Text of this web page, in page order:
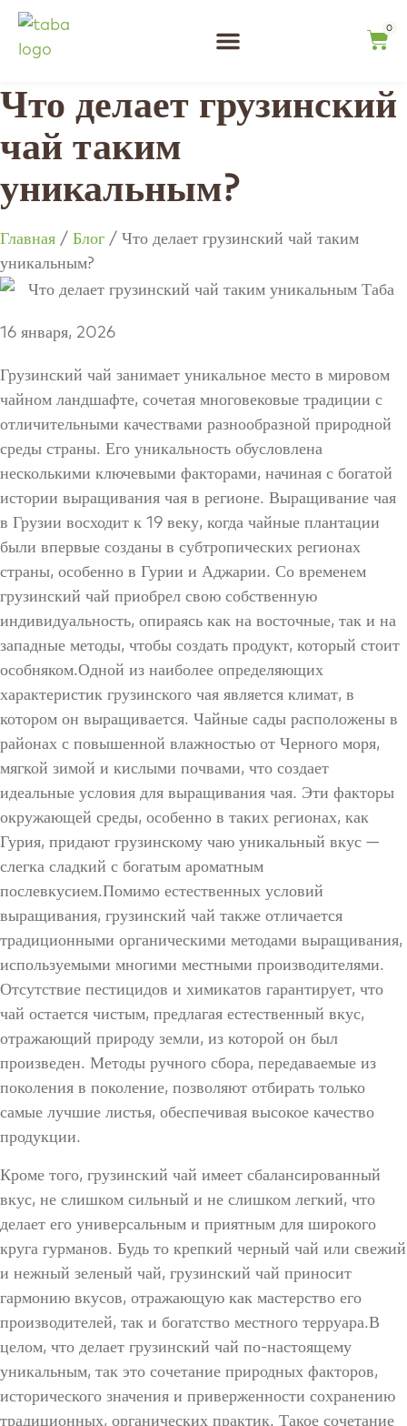
0
Что делает грузинский
чай таким
уникальным?
Главная / Блог / Что делает грузинский чай таким
уникальным?
16 января, 2026
Грузинский чай занимает уникальное место в мировом
чайном ландшафте, сочетая многовековые традиции с
отличительными качествами разнообразной природной
среды страны. Его уникальность обусловлена ​​
несколькими ключевыми факторами, начиная с богатой
истории выращивания чая в регионе. Выращивание чая
в Грузии восходит к 19 веку, когда чайные плантации
были впервые созданы в субтропических регионах
страны, особенно в Гурии и Аджарии. Со временем
грузинский чай приобрел свою собственную
индивидуальность, опираясь как на восточные, так и на
западные методы, чтобы создать продукт, который стоит
особняком.Одной из наиболее определяющих
характеристик грузинского чая является климат, в
котором он выращивается. Чайные сады расположены в
районах с повышенной влажностью от Черного моря,
мягкой зимой и кислыми почвами, что создает
идеальные условия для выращивания чая. Эти факторы
окружающей среды, особенно в таких регионах, как
Гурия, придают грузинскому чаю уникальный вкус —
слегка сладкий с богатым ароматным
послевкусием.Помимо естественных условий
выращивания, грузинский чай также отличается
традиционными органическими методами выращивания,
используемыми многими местными производителями.
Отсутствие пестицидов и химикатов гарантирует, что
чай остается чистым, предлагая естественный вкус,
отражающий природу земли, из которой он был
произведен. Методы ручного сбора, передаваемые из
поколения в поколение, позволяют отбирать только
самые лучшие листья, обеспечивая высокое качество
продукции.
Кроме того, грузинский чай имеет сбалансированный
вкус, не слишком сильный и не слишком легкий, что
делает его универсальным и приятным для широкого
круга гурманов. Будь то крепкий черный чай или свежий
и нежный зеленый чай, грузинский чай приносит
гармонию вкусов, отражающую как мастерство его
производителей, так и богатство местного терруара.В
целом, что делает грузинский чай по-настоящему
уникальным, так это сочетание природных факторов,
исторического значения и приверженности сохранению
традиционных, органических практик. Такое сочетание